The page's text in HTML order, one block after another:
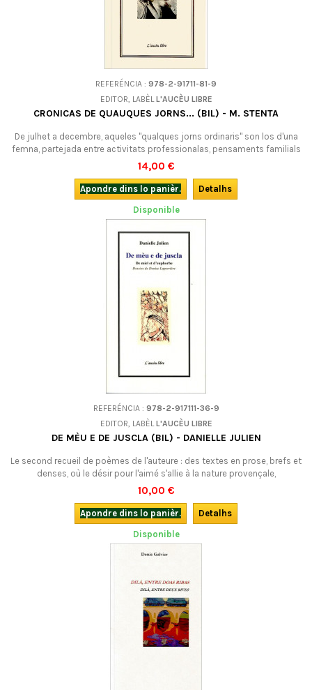
REFERÉNCIA : 978-2-91711-81-9
EDITOR, LABÈLL'AUCÈU LIBRE
CRONICAS DE QUAUQUES JORNS... (BIL) - M. STENTA
De julhet a decembre, aqueles "qualques jorns ordinaris" son los d'una
femna, partejada entre activitats professionalas, pensaments familials
o amoroses e aquela incertitud : "uòch endevenenças de dètz", çò
diguèt lo medecin… Bilingüe.
14,00 €
Apondre dins lo panièr.
Detalhs
Disponible
REFERÉNCIA : 978-2-917111-36-9
EDITOR, LABÈLL'AUCÈU LIBRE
DE MÈU E DE JUSCLA (BIL) - DANIELLE JULIEN
Le second recueil de poèmes de l'auteure : des textes en prose, brefs et
denses, où le désir pour l'aimé s'allie à la nature provençale,
éblouissante.Edition bilingue.
10,00 €
Apondre dins lo panièr.
Detalhs
Disponible